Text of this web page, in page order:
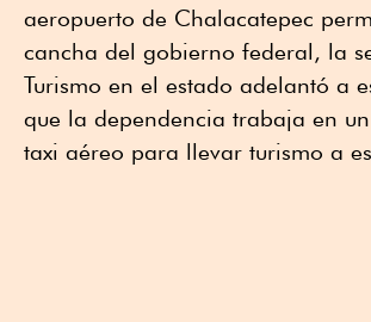
aeropuerto de Chalacatepec
cancha del gobierno federal, la
Turismo en el estado adelantó a
que la dependencia trabaja en
taxi aéreo para llevar turismo a